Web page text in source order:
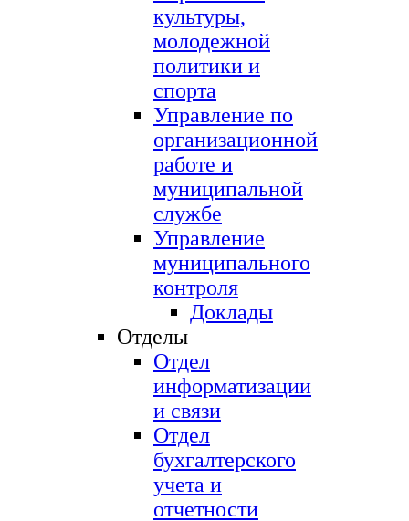
культуры,
молодежной
политики и
спорта
Управление по
организационной
работе и
муниципальной
службе
Управление
муниципального
контроля
Доклады
Отделы
Отдел
информатизации
и связи
Отдел
бухгалтерского
учета и
отчетности